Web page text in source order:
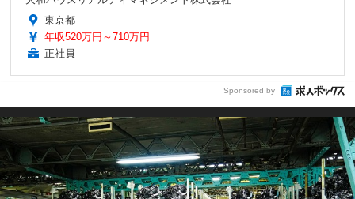
東京都
年収520万円～710万円
正社員
Sponsored by